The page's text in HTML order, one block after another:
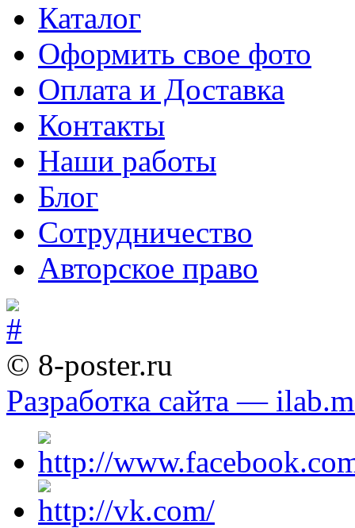
Каталог
Оформить свое фото
Оплата и Доставка
Контакты
Наши работы
Блог
Сотрудничество
Авторское право
© 8-poster.ru
Разработка сайта —